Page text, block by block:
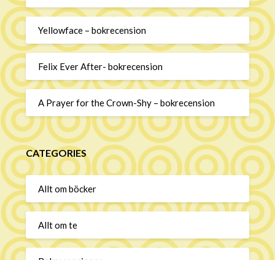
Yellowface – bokrecension
Felix Ever After- bokrecension
A Prayer for the Crown-Shy – bokrecension
CATEGORIES
Allt om böcker
Allt om te